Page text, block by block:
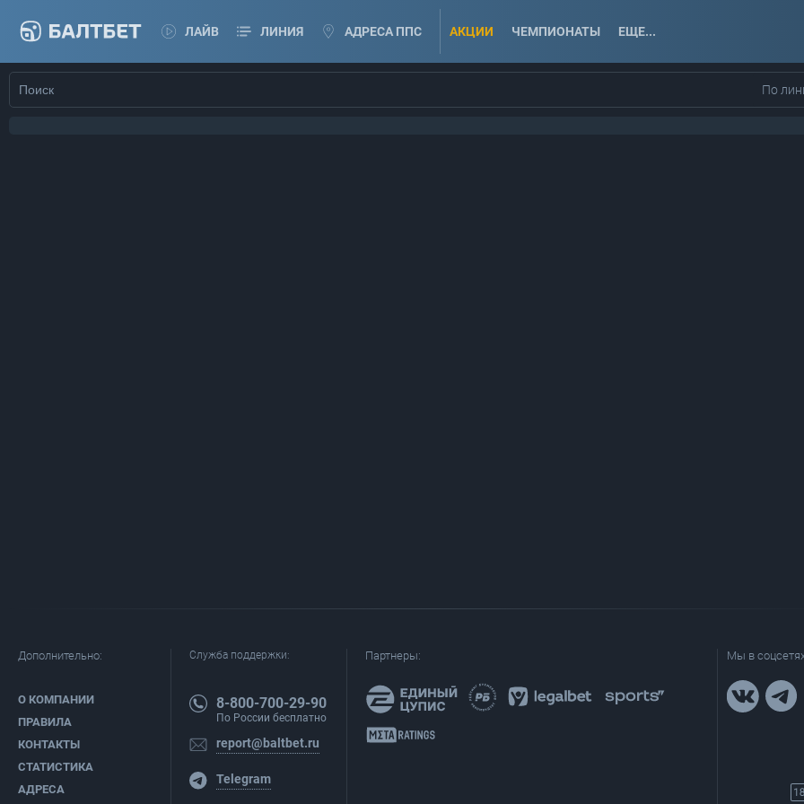
ЛАЙВ ЛИНИЯ АДРЕСА ППС АКЦИИ ЧЕМПИОНАТЫ ЕЩЕ...
По
Дополнительно:
О КОМПАНИИ
ПРАВИЛА
КОНТАКТЫ
СТАТИСТИКА
АДРЕСА
Служба поддержки:
8-800-700-29-90
По России бесплатно
report@baltbet.ru
Telegram
Партнеры: Мы в